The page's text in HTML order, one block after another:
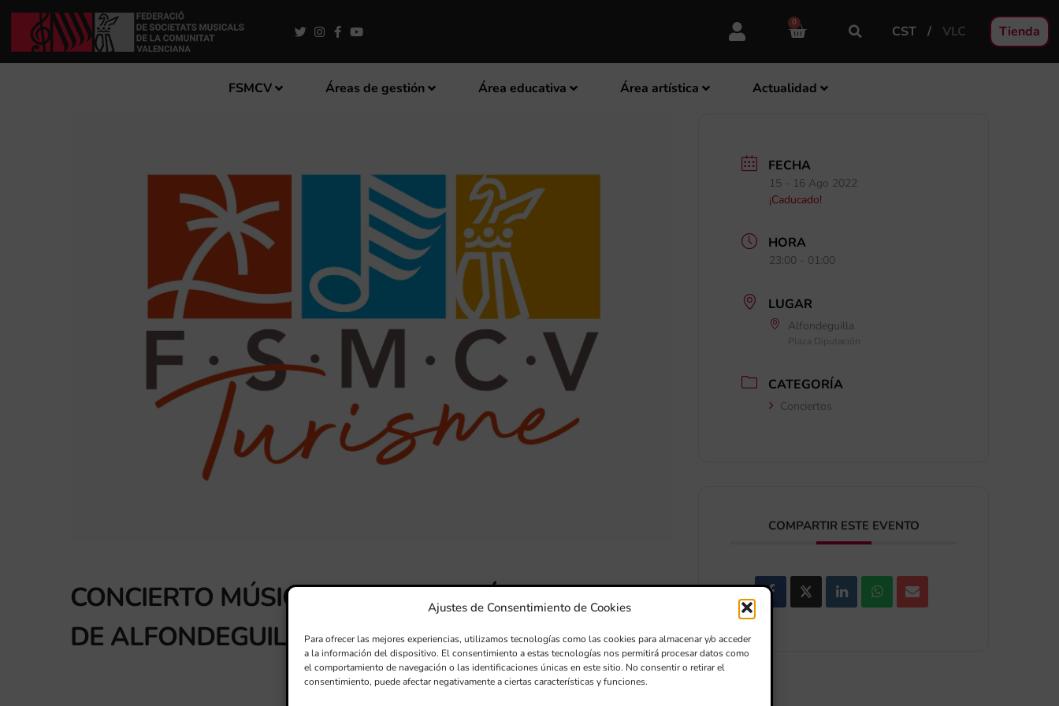
Ajustes de Consentimiento de Cookies
Para ofrecer las mejores experiencias, utilizamos tecnologías como las cookies para almacenar y/o acceder
a la información del dispositivo. El consentimiento a estas tecnologías nos permitirá procesar datos como
el comportamiento de navegación o las identificaciones únicas en este sitio. No consentir o retirar el
consentimiento, puede afectar negativamente a ciertas características y funciones.
0
CST VLC Tienda
FSMCV Áreas de gestión Área educativa Área artística Actualidad
CONCIERTO MÚSICS AMB D.O. UNIÓN MUSICAL
DE ALFONDEGUILLA
FECHA
15 - 16 Ago 2022
¡Caducado!
HORA
23:00 - 01:00
LUGAR
Alfondeguilla
Plaza Diputación
CATEGORÍA
Conciertos
COMPARTIR ESTE EVENTO